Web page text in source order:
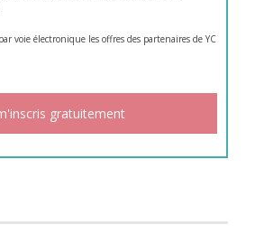
voie électronique les offres des partenaires de YC